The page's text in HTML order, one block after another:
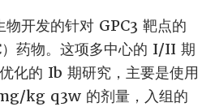
开发的针对 GPC3 靶点的
药物。这项多中心的 I/II 期
化的 Ib 期研究，主要是使用
kg q3w 的剂量，入组的